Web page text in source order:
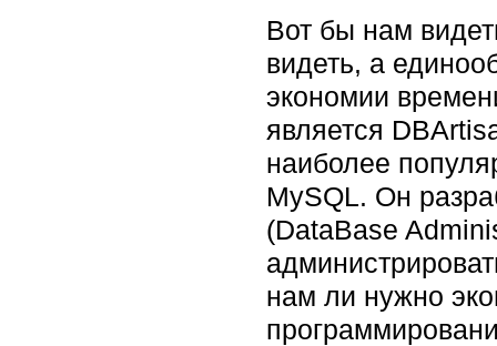
Вот бы нам
видеть, а
экономии
является
наиболее
MySQL. Он
(DataBase
нам ли нужно